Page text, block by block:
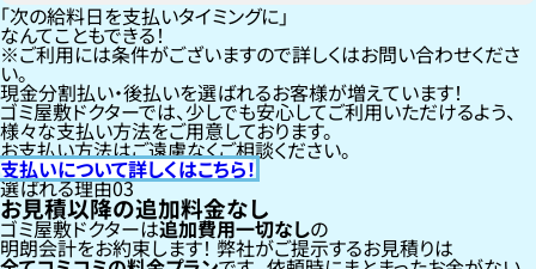
「次の給料日を支払いタイミングに」
なんてこともできる！
ご利用には条件がございますので詳しくはお問い合わせくださ
い。
現金分割払い・後払いを選ばれるお客様が増えています！
ゴミ屋敷ドクターでは、少しでも安心してご利用いただけるよう、
様々な支払い方法をご用意しております。
お支払い方法はご遠慮なくご相談ください。
支払いについて詳しくはこちら！
選ばれる理由03
お見積以降の追加料金なし
ゴミ屋敷ドクターは追加費用一切なしの
明朗会計をお約束します！弊社がご提示するお見積りは